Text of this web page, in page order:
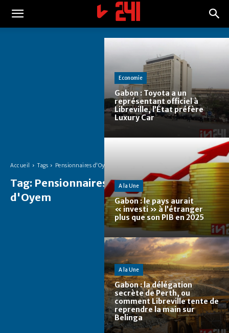
Accueil Tags Pensionnaires d'Oyem
Tag: Pensionnaires
d'Oyem
Economie
Gabon : Toyota a un
représentant officiel à
Libreville, l’État préfère
Luxury Car
A la Une
Gabon : le pays aurait
« investi » à l’étranger
plus que son PIB en 2025
A la Une
Gabon : la délégation
secrète de Perth, ou
comment Libreville tente de
reprendre la main sur
Belinga